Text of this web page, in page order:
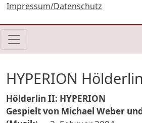
Impressum/Datenschutz
HYPERION
Hölderlin II: HYPERION
Gespielt von Michael Weber